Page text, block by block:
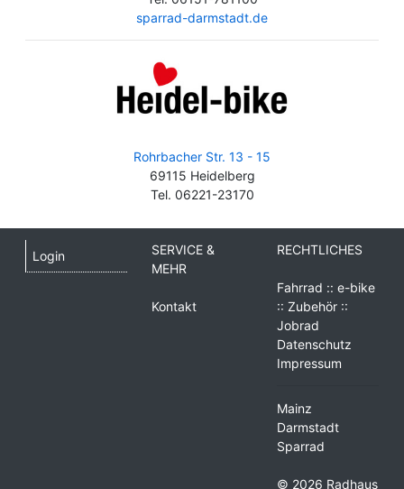
sparrad-darmstadt.de
Rohrbacher Str. 13 - 15
69115 Heidelberg
Tel. 06221-23170
Login
SERVICE &
MEHR
Kontakt
RECHTLICHES
Fahrrad :: e-bike
:: Zubehör ::
Jobrad
Datenschutz
Impressum
Mainz
Darmstadt
Sparrad
© 2026 Radhaus